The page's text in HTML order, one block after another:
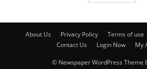
About Us Privacy Policy Terms of use
Contact Us
Login Now My
© Newspaper WordPress Theme